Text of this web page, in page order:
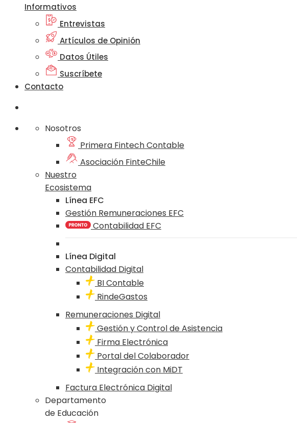
Informativos
Entrevistas
Artículos de Opinión
Datos Útiles
Suscríbete
Contacto
Nosotros
Primera Fintech Contable
Asociación FinteChile
Nuestro
Ecosistema
Línea EFC
Gestión Remuneraciones EFC
Contabilidad EFC
Línea Digital
Contabilidad Digital
BI Contable
RindeGastos
Remuneraciones Digital
Gestión y Control de Asistencia
Firma Electrónica
Portal del Colaborador
Integración con MiDT
Factura Electrónica Digital
Departamento
de Educación